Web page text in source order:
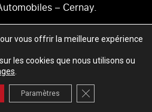
– Cernay.
de confidentialité|Plan du
vous offrir la meilleure expérience
les cookies que nous utilisons ou
Paramètres Fermer la